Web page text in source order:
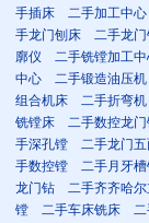
手插床
二手加工中心
手龙门刨床
二手龙
廓仪
二手铣镗加工中
中心
二手锻造油压机
组合机床
二手折弯机
铣镗床
二手数控龙
手深孔镗
二手龙门
手数控镗
二手月牙
龙门钻
二手齐齐哈
镗
二手车床铣床